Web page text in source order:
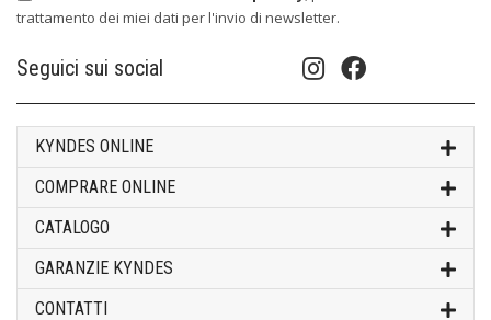
trattamento dei miei dati per l'invio di newsletter.
Seguici sui social
KYNDES ONLINE
COMPRARE ONLINE
CATALOGO
GARANZIE KYNDES
CONTATTI